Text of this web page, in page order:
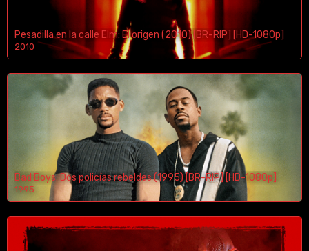
Pesadilla en la calle Elm: El origen (2010) [BR-RIP] [HD-1080p]
2010
1080p/720p
Bad Boys: Dos policías rebeldes (1995) [BR-RIP] [HD-1080p]
1995
1080p/720p